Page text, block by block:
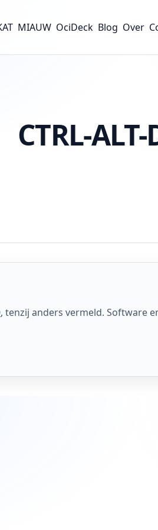
MIAUW OciDeck Blog Over
CTRL-ALT-
, tenzij anders vermeld. Software